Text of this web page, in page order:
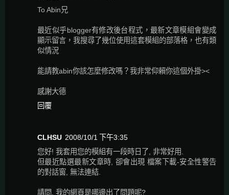
To Abin兄
最近似乎blogger有修改後台程式，最新文章模組會變成
顯示留言，我搜尋了幾位使用這套模組的部落格，也有類
似情況
能請教abin你該怎麼修改嗎？我非常仰賴你這個外掛><
感謝大德
回覆
CLHSU 2008/10/1 下午3:35
您好! 我套用您的模組有一段時日了, 非常好用.
但最近點選最新文章時, 卻會出現 檔案下載-安全性警告
的對話窗, 無法連結.
請問, 我的網頁是哪邊出了問題呢?